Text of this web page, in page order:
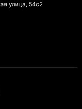
улица, 54с2